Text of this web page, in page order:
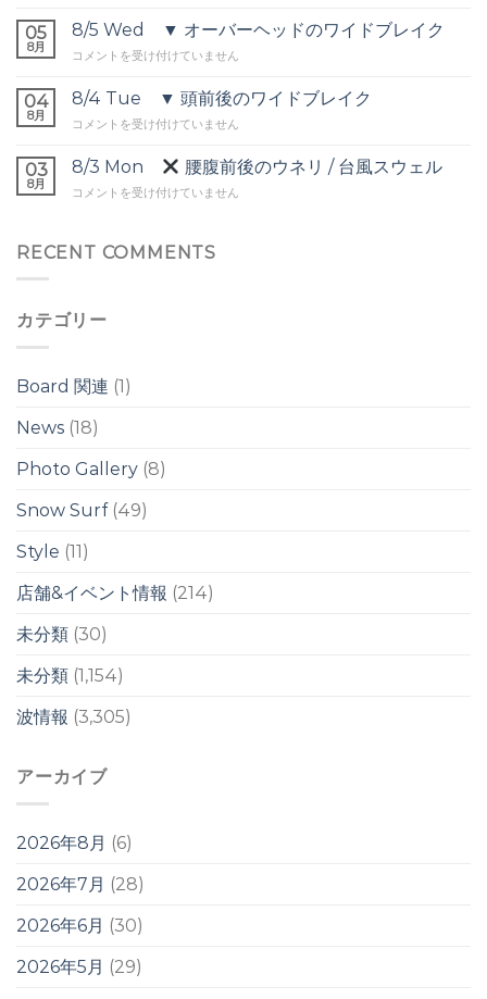
オ
バ
ヘ
ッ
は
▼
前
の
ネ
は
05
8月
8/5 Wed ▼ オーバーヘッドのワイドブレイク
8/5
▼
ー
ー
ッ
ワ
ブ
レ
は
コメントを受け付けていません
04
8月
8/4 Tue ▼ 頭前後のワイドブレイク
8/4
▼
前
ワ
レ
は
コメントを受け付けていません
03
8月
8/3 Mon 腰腹前後のウネリ / 台風スウェル
8/3
腰
の
リ
/
風
ウ
ル
コメントを受け付けていません
RECENT COMMENTS
カテゴリー
Board 関連 (1)
News (18)
Photo Gallery (8)
Snow Surf(49)
Style (11)
店舗&イベント情報 (214)
未分類 (30)
未分類 (1,154)
波情報 (3,305)
アーカイブ
2026年8月 (6)
2026年7月 (28)
2026年6月 (30)
2026年5月 (29)